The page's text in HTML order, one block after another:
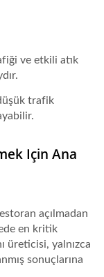
ve etkili atık
trafik
Için Ana
açılmadan
en kritik
üreticisi, yalnızca
sonuçlarına